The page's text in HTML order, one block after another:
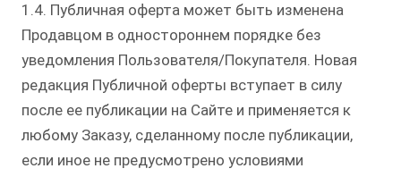
1.4. Публичная оферта может быть изменена
Продавцом в одностороннем порядке без
уведомления Пользователя/Покупателя. Новая
редакция Публичной оферты вступает в силу
после ее публикации на Сайте и применяется к
любому Заказу, сделанному после публикации,
если иное не предусмотрено условиями